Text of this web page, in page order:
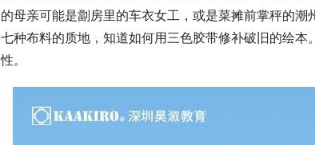
的母亲可能是劏房里的车衣女工，或是菜摊前掌秤的
七种布料的质地，知道如何用三色胶带修补破旧的绘
性。